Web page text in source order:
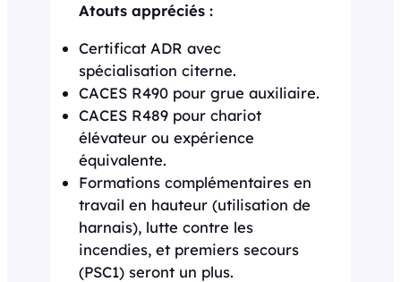
Atouts appréciés :
Certificat ADR avec
spécialisation citerne.
CACES R490 pour grue auxiliaire.
CACES R489 pour chariot
élévateur ou expérience
équivalente.
Formations complémentaires en
travail en hauteur (utilisation de
harnais), lutte contre les
incendies, et premiers secours
(PSC1) seront un plus.